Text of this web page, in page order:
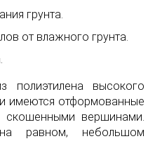
грунта.
от влажного грунта.
полиэтилена высокого
имеются отформованные
вершинами.
равном, небольшом